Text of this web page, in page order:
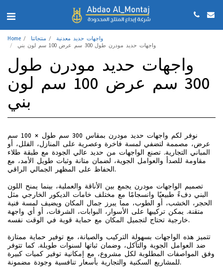
Home منتجاتنا واجهات حديد معدنية
واجهات حديد مودرن طول 300 سم عرض 100 سم لون بني
واجهات حديد مودرن طول
300 سم عرض 100 سم لون
بني
نوفر لكم واجهات حديد مودرن بمقاس 300 سم طول × 100 سم
عرض، مصممة لتضفي لمسة فاخرة وعصرية على المنازل، الفلل، أو
المباني التجارية. تصنع الواجهات من حديد عالي الجودة مع طبقة طلاء
مقاومة للصدأ والعوامل الجوية، لضمان متانة وثبات طويل الأمد، مع
الحفاظ على المظهر الجمالي الراقي.
تصميم الواجهات مودرن يجمع بين الأناقة والعملية، بينما يمنح اللون
البني دفءً طبيعيًا وانسجامًا مع مختلف خامات الديكور الخارجي مثل
الحجر، الخشب، أو الطوب، مما يبرز جمال المكان ويضيف لمسة فنية
متقنة. يمكن تركيبها على الأسوار، البوابات، الشرفات، أو أي واجهة
خارجية تحتاج لتجميل المكان مع حماية قوية في الوقت نفسه.
تتميز هذه الواجهات بسهولة التركيب والصيانة، مع توفير حماية ممتازة
ضد العوامل الجوية والتآكل، وضمان ثباتها لسنوات طويلة. كما تتوفر
وفق المواصفات المطلوبة لكل مشروع، مع إمكانية توفير كميات كبيرة